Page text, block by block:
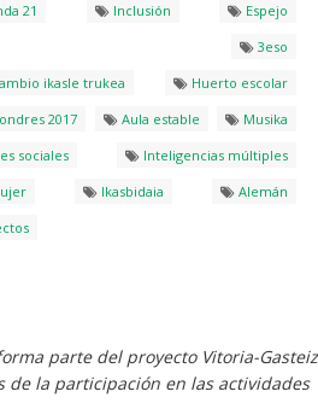
21 Inclusión
Espejo
3eso
ikasle trukea
Huerto escolar
2017 Aula estable
Musika
sociales
Inteligencias múltiples
Ikasbidaia
Alemán
parte del proyecto Vitoria-Gasteiz
de la participación en las actividades